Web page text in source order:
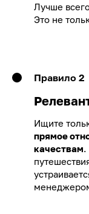
Лучше
Это не
Правило 2
Ищите
прямое
качествам.